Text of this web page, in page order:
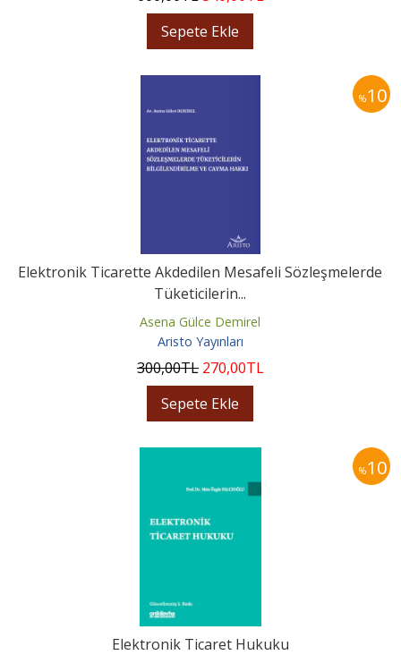
Sepete Ekle
%10
Elektronik Ticarette Akdedilen Mesafeli Sözleşmelerde
Tüketicilerin...
Asena Gülce Demirel
Aristo Yayınları
300,00TL 270,00TL
Sepete Ekle
%10
Elektronik Ticaret Hukuku